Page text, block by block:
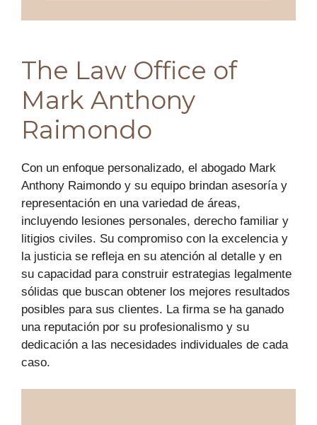
The Law Office of
Mark Anthony
Raimondo
Con un enfoque personalizado, el abogado Mark
Anthony Raimondo y su equipo brindan asesoría y
representación en una variedad de áreas,
incluyendo lesiones personales, derecho familiar y
litigios civiles. Su compromiso con la excelencia y
la justicia se refleja en su atención al detalle y en
su capacidad para construir estrategias legalmente
sólidas que buscan obtener los mejores resultados
posibles para sus clientes. La firma se ha ganado
una reputación por su profesionalismo y su
dedicación a las necesidades individuales de cada
caso.